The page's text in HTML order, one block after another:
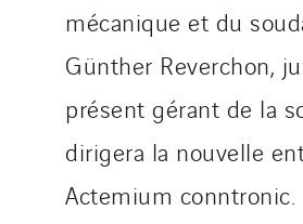
mécanique et du
Günther Reverchon,
présent gérant de la
dirigera la nouvelle
Actemium conntronic.